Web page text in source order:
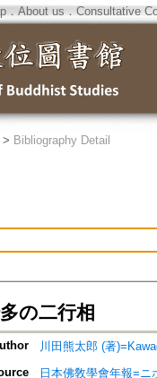
．About us ． Consultative
> Bibliography Detail
の二行相
川田熊太郎 (著
日本佛敎學會年報=